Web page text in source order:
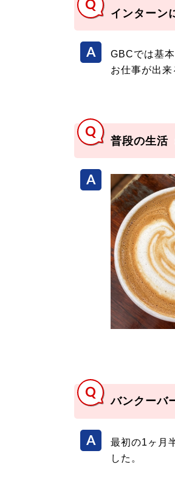
インターン
GBCでは基
お仕事が出来
普段の生活
バンクーバ
最初の1ヶ月
した。